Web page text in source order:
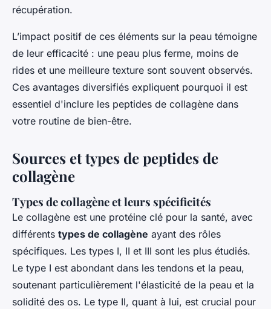
récupération.
L’impact positif de ces éléments sur la peau témoigne
de leur efficacité : une peau plus ferme, moins de
rides et une meilleure texture sont souvent observés.
Ces avantages diversifiés expliquent pourquoi il est
essentiel d'inclure les peptides de collagène dans
votre routine de bien-être.
Sources et types de peptides de
collagène
Types de collagène et leurs spécificités
Le collagène est une protéine clé pour la santé, avec
différents types de collagène ayant des rôles
spécifiques. Les types I, II et III sont les plus étudiés.
Le type I est abondant dans les tendons et la peau,
soutenant particulièrement l'élasticité de la peau et la
solidité des os. Le type II, quant à lui, est crucial pour